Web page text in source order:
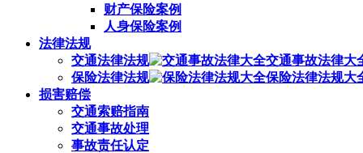
财产保险案例
人身保险案例
法律法规
交通法律法规
交通事故法律大
保险法律法规
保险法律法规大
损害赔偿
交通索赔指南
交通事故处理
事故责任认定